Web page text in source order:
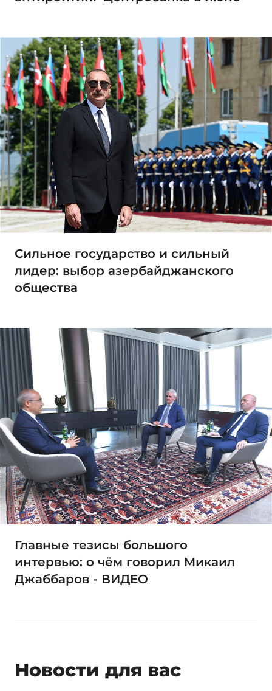
Сильное государство и сильный
лидер: выбор азербайджанского
общества
Главные тезисы большого
интервью: о чём говорил Микаил
Джаббаров - ВИДЕО
Новости для вас